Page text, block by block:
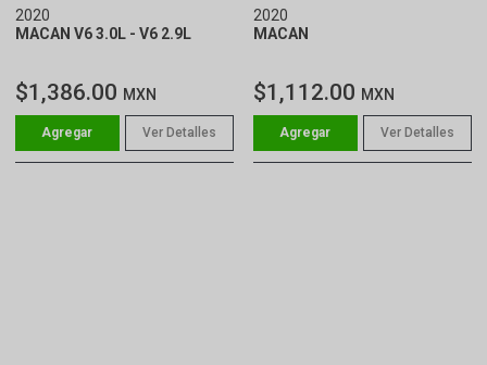
2020
MACAN V6 3.0L - V6 2.9L
$1,386.00 MXN
Ver Detalles
2020
MACAN
$1,112.00 MXN
Ver Detalles